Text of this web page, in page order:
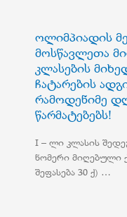
ოლიმპიადის
მოსწავლეთა
კლასების
ჩატარების
რამოდენიმე
წარმატებებს!
I – ლი კლასის
ნომერი მიღებული
შეფასება 30 ქ) …